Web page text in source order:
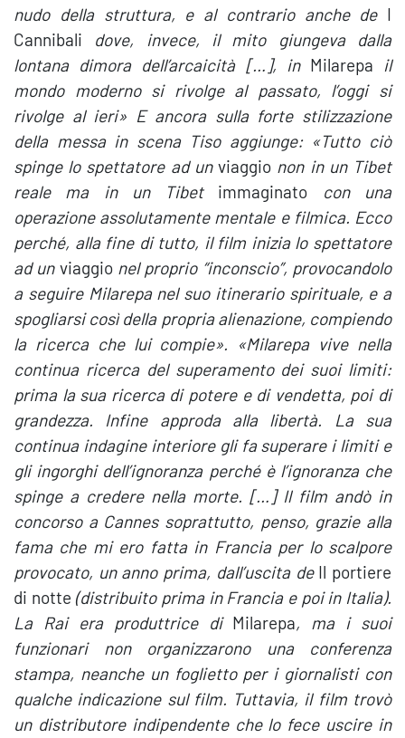
nudo della struttura, e al contrario anche deI
Cannibali dove, invece, il mito giungeva dalla
lontana dimora dell’arcaicità […], inMilarepa il
mondo moderno si rivolge al passato, l’oggi si
rivolge al ieri» E ancora sulla forte stilizzazione
della messa in scena Tiso aggiunge: «Tutto ciò
spinge lo spettatore ad unviaggio non in un Tibet
reale ma in un Tibetimmaginato con una
operazione assolutamente mentale e filmica. Ecco
perché, alla fine di tutto, il film inizia lo spettatore
ad unviaggio nel proprio “inconscio”, provocandolo
a seguire Milarepa nel suo itinerario spirituale, e a
spogliarsi così della propria alienazione, compiendo
la ricerca che lui compie». «Milarepa vive nella
continua ricerca del superamento dei suoi limiti:
prima la sua ricerca di potere e di vendetta, poi di
grandezza. Infine approda alla libertà. La sua
continua indagine interiore gli fa superare i limiti e
gli ingorghi dell’ignoranza perché è l’ignoranza che
spinge a credere nella morte. […] Il film andò in
concorso a Cannes soprattutto, penso, grazie alla
fama che mi ero fatta in Francia per lo scalpore
provocato, un anno prima, dall’uscita deIl portiere
di notte (distribuito prima in Francia e poi in Italia).
La Rai era produttrice diMilarepa, ma i suoi
funzionari non organizzarono una conferenza
stampa, neanche un foglietto per i giornalisti con
qualche indicazione sul film. Tuttavia, il film trovò
un distributore indipendente che lo fece uscire in